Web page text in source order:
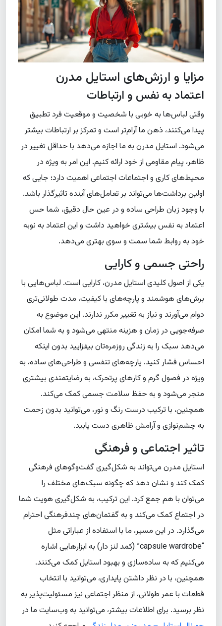
مزایا و ارزش‌های استایل مدرن
اعتماد به نفس و ارتباطات
وقتی لباس‌ها به خوبی با شخصیت و موقعیت فرد تطبیق
پیدا می‌کنند، ذهن ما آرام‌تر است و تمرکز بر ارتباطات بیشتر
می‌شود. استایل مدرن به ما اجازه می‌دهد با حداقل تغییر در
ظاهر، پیام مقاومی از خود ارائه کنیم. این امر به ویژه در
محیط‌های کاری و اجتماعات اجتماعی اهمیت دارد؛ جایی که
اولین برداشت‌ها می‌تواند بر تعامل‌های آینده تاثیرگذار باشد.
با وجود زبان طراحی ساده و در عین حال دقیق، شما حس
اعتماد به نفس بیشتری خواهید داشت و این اعتماد به نوبه
خود به روابط شما سمت و سوی بهتری می‌دهد.
راحتی جسمی و کارایی
یکی از اصول کلیدی استایل مدرن، کارایی است. لباس‌هایی با
برش‌های هوشمند و پارچه‌های با کیفیت، مدت طولانی‌تری
دوام می‌آورند و نیاز به تغییر مکرر ندارند. این موضوع به
صرفه‌جویی در زمان و هزینه منتهی می‌شود و به شما امکان
می‌دهد سبک را به زندگی روزمره‌تان بیفزایید بدون اینکه
احساس فشار کنید. پارچه‌های تنفسی و طراحی‌های ساده، به
ویژه در فصول گرم و کارهای پرتحرک، به رضایتمندی بیشتری
منجر می‌شود و به حفظ سلامت جسمی کمک می‌کند.
همچنین، با ترکیب درست رنگ و نور، می‌توانید بدون زحمت
به چشم‌نوازی و آرامش ظاهری دست یابید.
تاثیر اجتماعی و فرهنگی
استایل مدرن می‌تواند به شکل‌گیری گفت‌وگوهای فرهنگی
کمک کند و نشان دهد که چگونه سبک‌های مختلف را
می‌توان با هم جمع کرد. این ترکیب، به شکل‌گیری هویت شما
در اجتماع کمک می‌کند و به گفتمان‌های چندفرهنگی احترام
می‌گذارد. در این مسیر، ما با استفاده از عباراتی مثل
“capsule wardrobe” (کمد لنز دار) به ابزارهایی اشاره
می‌کنیم که به ساده‌سازی و بهبود استایل کمک می‌کنند.
همچنین، با در نظر داشتن پایداری، می‌توانید با انتخاب
قطعات با عمر طولانی، از منظر اجتماعی نیز مسئولیت‌پذیر به
نظر برسید. برای اطلاعات بیشتر، می‌توانید به وب‌سایت ما در